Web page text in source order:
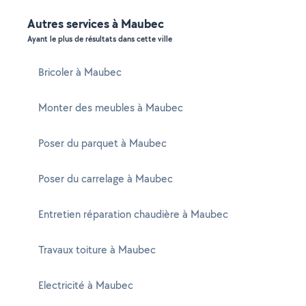
Autres services à Maubec
Ayant le plus de résultats dans cette ville
Bricoler à Maubec
Monter des meubles à Maubec
Poser du parquet à Maubec
Poser du carrelage à Maubec
Entretien réparation chaudière à Maubec
Travaux toiture à Maubec
Electricité à Maubec